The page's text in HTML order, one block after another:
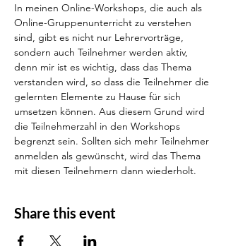
In meinen Online-Workshops, die auch als
Online-Gruppenunterricht zu verstehen
sind, gibt es nicht nur Lehrervorträge,
sondern auch Teilnehmer werden aktiv,
denn mir ist es wichtig, dass das Thema
verstanden wird, so dass die Teilnehmer die
gelernten Elemente zu Hause für sich
umsetzen können. Aus diesem Grund wird
die Teilnehmerzahl in den Workshops
begrenzt sein. Sollten sich mehr Teilnehmer
anmelden als gewünscht, wird das Thema
mit diesen Teilnehmern dann wiederholt.
Share this event